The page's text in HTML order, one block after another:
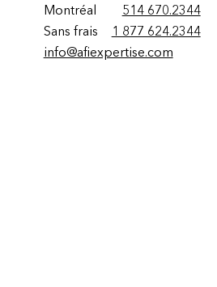
Montréal
514 670.2344
Sans frais
1 877 624.2344
info@afiexpertise.com